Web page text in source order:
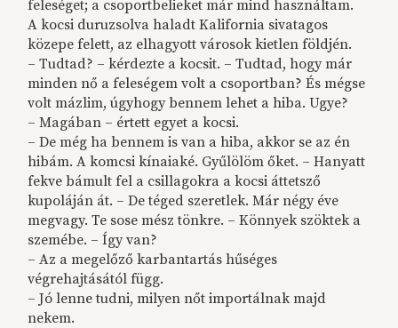
feleséget; a csoportbelieket már mind használtam.
A kocsi duruzsolva haladt Kalifornia sivatagos
közepe felett, az elhagyott városok kietlen földjén.
– Tudtad? – kérdezte a kocsit. – Tudtad, hogy már
minden nő a feleségem volt a csoportban? És mégse
volt mázlim, úgyhogy bennem lehet a hiba. Ugye?
– Magában – értett egyet a kocsi.
– De még ha bennem is van a hiba, akkor se az én
hibám. A komcsi kínaiaké. Gyűlölöm őket. – Hanyatt
fekve bámult fel a csillagokra a kocsi áttetsző
kupoláján át. – De téged szeretlek. Már négy éve
megvagy. Te sose mész tönkre. – Könnyek szöktek a
szemébe. – Így van?
– Az a megelőző karbantartás hűséges
végrehajtásától függ.
– Jó lenne tudni, milyen nőt importálnak majd
nekem.